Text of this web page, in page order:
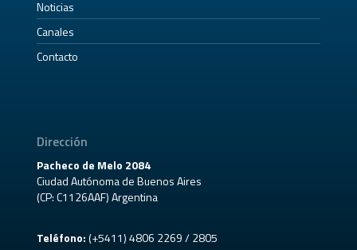
Noticias
Canales
Contacto
Dirección
Pacheco de Melo 2084
Ciudad Autónoma de Buenos Aires
(CP: C1126AAF) Argentina
Teléfono:(+5411) 4806 2269 / 2805